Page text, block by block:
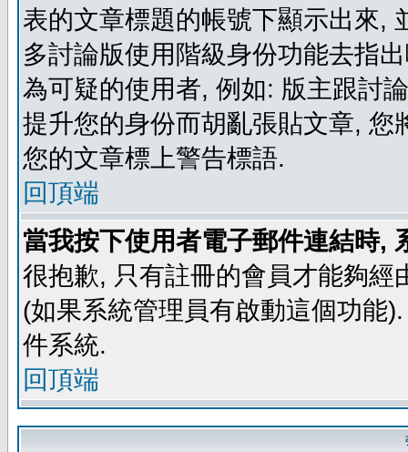
表的文章標題的帳號下顯示出來,
多討論版使用階級身份功能去指
為可疑的使用者, 例如: 版主跟討
提升您的身份而胡亂張貼文章,
您的文章標上警告標語.
回頂端
當我按下使用者電子郵件連結時,
很抱歉, 只有註冊的會員才能夠
(如果系統管理員有啟動這個功能
件系統.
回頂端